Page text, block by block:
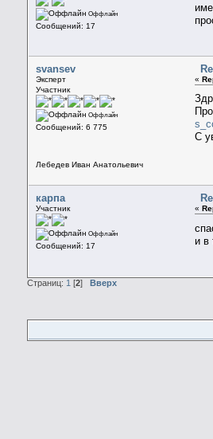
Оффлайн
Сообщений: 17
svansev
Эксперт
Участник
Оффлайн
Сообщений: 6 775
Лебедев Иван Анатольевич
«
С
карпа
Участник
Оффлайн
Сообщений: 17
«
и в
Страниц: 1 [2] Вверх